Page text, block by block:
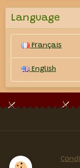
Language
Français
English